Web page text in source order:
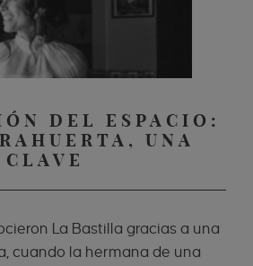
DEL ESPACIO:
UNA
La Bastilla gracias a una
cuando la hermana de una